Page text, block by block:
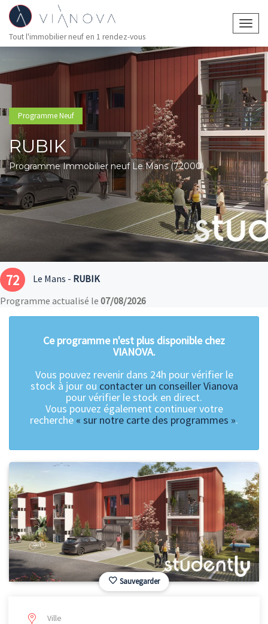
Tout l'immobilier neuf en 1 rendez-vous
Programme Neuf
RUBIK
Programme Immobilier neuf Le Mans (72000)
72 Le Mans - RUBIK
Programme actualisé le 07/08/2026
Ce programme n'est plus disponible chez
VIANOVA.
Vous pouvez revenir dans 24h pour vérifier le
stock à jour ou contacter un conseiller Vianova
pour vérifier le stock en direct.
Vous pouvez également continuer votre
recherche « sur notre carte des programmes ».
Sauvegarder
Ville